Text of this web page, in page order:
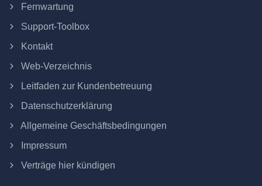
Fernwartung
Support-Toolbox
Kontakt
Web-Verzeichnis
Leitfaden zur Kundenbetreuung
Datenschutzerklärung
Allgemeine Geschäftsbedingungen
Impressum
Verträge hier kündigen